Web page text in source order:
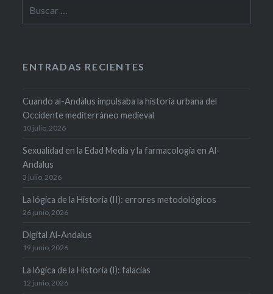
ENTRADAS RECIENTES
Cuando al-Andalus impulsaba la historia urbana del
Occidente mediterráneo medieval
10 julio, 2026
Sexualidad en la Edad Media y la farmacología en Al-
Andalus
3 julio, 2026
La lógica de la Historia (II): errores metodológicos
26 junio, 2026
Digital Al-Andalus
19 junio, 2026
La lógica de la Historia (I): falacias
12 junio, 2026